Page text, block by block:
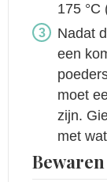
175 °C
Nadat
een
moet
zijn.
met
Bewaren